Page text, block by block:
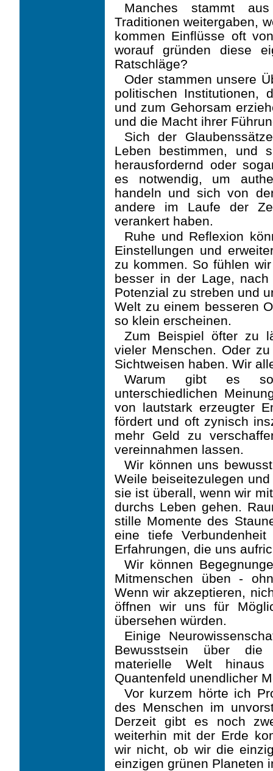
Manches stammt
Traditionen weitergaben,
kommen Einflüsse oft
worauf gründen diese
Ratschläge?
Oder stammen unsere
politischen Institutionen,
und zum Gehorsam
und die Macht ihrer
Sich der
Leben bestimmen, und
herausfordernd oder
es notwendig, um
handeln und sich von
andere im Laufe der
verankert haben.
Ruhe und Reflexion
Einstellungen und
zu kommen. So fühlen
besser in der Lage,
Potenzial zu streben und
Welt zu einem besseren
so klein erscheinen.
Zum Beispiel öfter zu
vieler Menschen. Oder
Sichtweisen haben. Wir
Warum gibt es so
unterschiedlichen
von lautstark erzeugter
fördert und oft zynisch
mehr Geld zu
vereinnahmen lassen.
Wir können uns
Weile beiseitezulegen
sie ist überall, wenn wir
durchs Leben gehen.
stille Momente des
eine tiefe
Erfahrungen, die uns
Wir können
Mitmenschen üben -
Wenn wir akzeptieren,
öffnen wir uns für
übersehen würden.
Einige
Bewusstsein über die
materielle Welt
Quantenfeld unendlicher
Vor kurzem hörte ich
des Menschen im
Derzeit gibt es noch
weiterhin mit der Erde
wir nicht, ob wir die
einzigen grünen Planeten